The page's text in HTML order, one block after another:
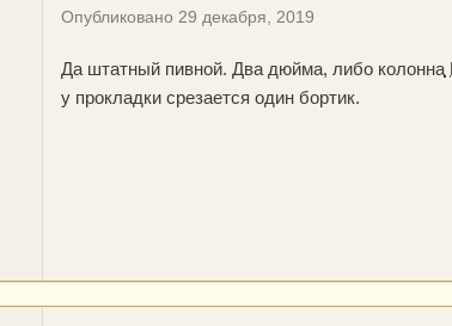
Опубликовано 29 декабря, 2019
Да штатный пивной. Два дюйма, либо колонна
у прокладки срезается один бортик.